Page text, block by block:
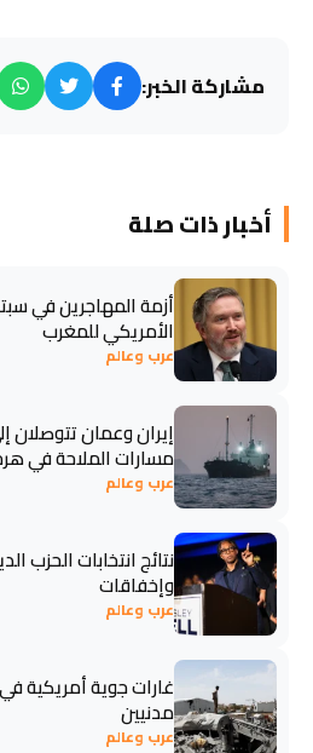
مشاركة الخبر:
أخبار ذات صلة
أزمة المهاجرين في
الأمريكي للمغرب
عرب وعالم
إيران وعمان تتوصلان
مسارات الملاحة في
عرب وعالم
نتائج انتخابات الحزب
وإخفاقات
عرب وعالم
غارات جوية أمريكية
مدنيين
عرب وعالم